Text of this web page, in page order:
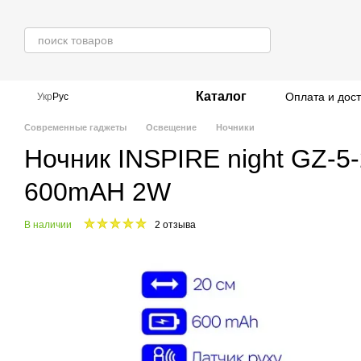
Укр Рус Каталог Оплата и
Современные гаджеты Освещение Ночники
Ночник INSPIRE night GZ-
600mAH 2W
В наличии 2 отзыва